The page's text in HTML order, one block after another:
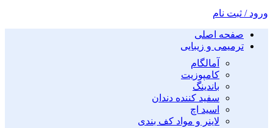
ورود / ثبت نام
صفحه اصلی
ترمیمی و زیبایی
آمالگام
کامپوزیت
باندینگ
سفید کننده دندان
اسید اچ
لاینر و مواد کف بندی